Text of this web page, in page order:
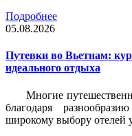
Подробнее
05.08.2026
Путевки во Вьетнам:
идеального отдыха
Многие
благодаря
широкому выбору отелей